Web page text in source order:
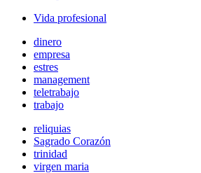
Vida profesional
dinero
empresa
estres
management
teletrabajo
trabajo
reliquias
Sagrado Corazón
trinidad
virgen maria